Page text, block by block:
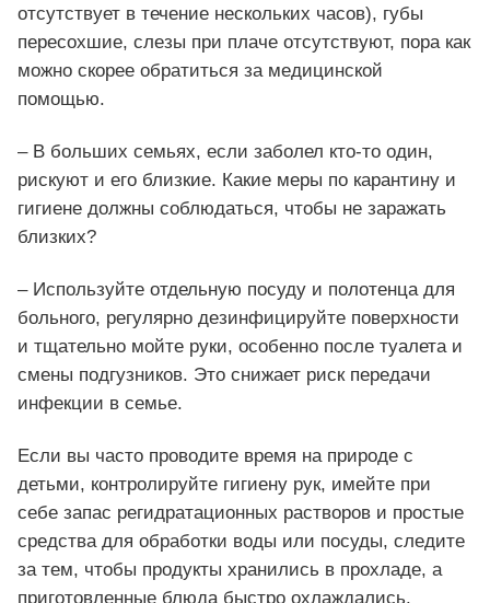
отсутствует в течение нескольких часов), губы
пересохшие, слезы при плаче отсутствуют, пора как
можно скорее обратиться за медицинской
помощью.
– В больших семьях, если заболел кто-то один,
рискуют и его близкие. Какие меры по карантину и
гигиене должны соблюдаться, чтобы не заражать
близких?
– Используйте отдельную посуду и полотенца для
больного, регулярно дезинфицируйте поверхности
и тщательно мойте руки, особенно после туалета и
смены подгузников. Это снижает риск передачи
инфекции в семье.
Если вы часто проводите время на природе с
детьми, контролируйте гигиену рук, имейте при
себе запас регидратационных растворов и простые
средства для обработки воды или посуды, следите
за тем, чтобы продукты хранились в прохладе, а
приготовленные блюда быстро охлаждались.